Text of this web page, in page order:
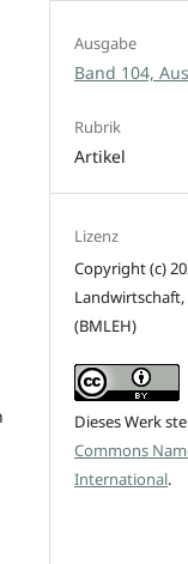
Ausgabe
Band 104,
Rubrik
Artikel
Lizenz
Copyright (c)
(BMLEH)
Dieses Werk
Commons
International.